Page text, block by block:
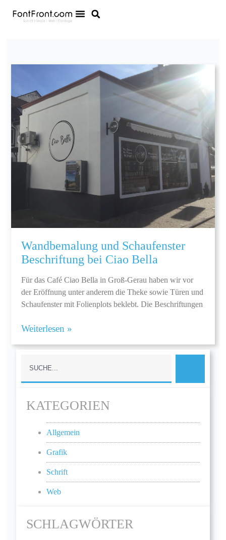
Wandbemalung und Schaufenster
Beschriftung bei Ciao Bella
Für das Café Ciao Bella in Groß-Gerau haben wir vor
der Eröffnung unter anderem die Theke sowie Türen und
Schaufenster mit Folienplots beklebt. Die Beschriftungen
Weiterlesen »
KATEGORIEN
Allgemein
Grafik
Schrift
Web
SCHLAGWÖRTER